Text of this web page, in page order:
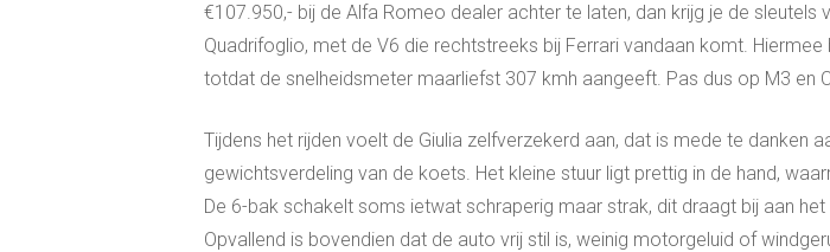
€107.950,- bij de Alfa Romeo dealer achter te laten, dan krijg je de sleutels
Quadrifoglio, met de V6 die rechtstreeks bij Ferrari vandaan komt. Hiermee
totdat de snelheidsmeter maarliefst 307 kmh aangeeft. Pas dus op M3 en
Tijdens het rijden voelt de Giulia zelfverzekerd aan, dat is mede te danken
gewichtsverdeling van de koets. Het kleine stuur ligt prettig in de hand,
De 6-bak schakelt soms ietwat schraperig maar strak, dit draagt bij aan
Opvallend is bovendien dat de auto vrij stil is, weinig motorgeluid of